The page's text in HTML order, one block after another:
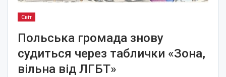
Світ
Польська громада знову
судиться через таблички «Зона,
вільна від ЛГБТ»